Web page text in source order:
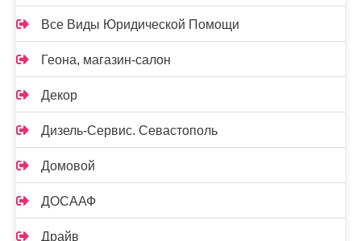
Все Виды Юридической Помощи
Геона, магазин-салон
Декор
Дизель-Сервис. Севастополь
Домовой
ДОСААФ
Драйв